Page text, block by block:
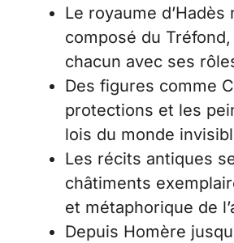
Le royaume
composé du
chacun avec ses
Des figures comme
protections et les
lois du monde
Les récits antiques
châtiments
et métaphorique de
Depuis Homère